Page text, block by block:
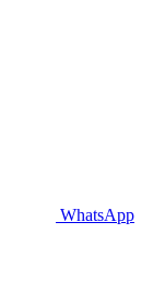
WhatsApp